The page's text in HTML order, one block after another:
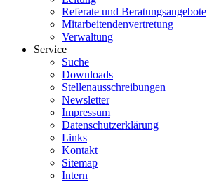
Referate und Beratungsangebote
Mitarbeitendenvertretung
Verwaltung
Service
Suche
Downloads
Stellenausschreibungen
Newsletter
Impressum
Datenschutzerklärung
Links
Kontakt
Sitemap
Intern